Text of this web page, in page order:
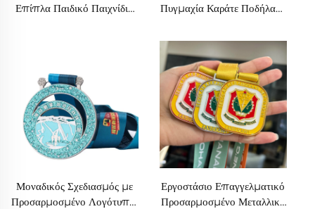
Επίπλα Παιδικό Παιχνίδια
Πυγμαχία Καράτε Ποδήλατο
Καράτε Τρέξιμο
Ποδόσφαιρο Θαυμαστό
Μετάλλιο
Μοναδικός Σχεδιασμός με
Προσαρμοσμένο Λογότυπο,
Εργοστάσιο Επαγγελματικό
Προσαρμοσμένο Μεταλλικό